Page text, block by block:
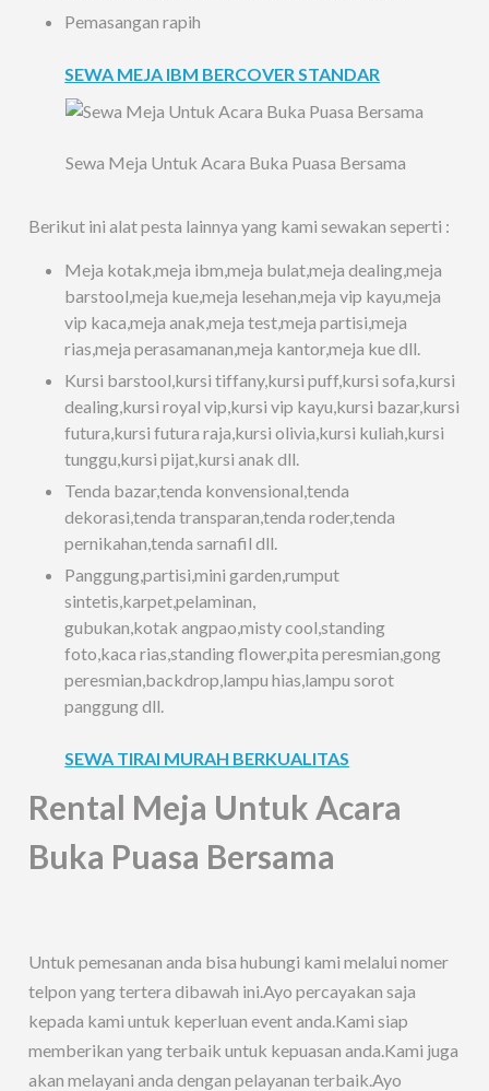
Pemasangan rapih
SEWA MEJA IBM BERCOVER STANDAR
Sewa Meja Untuk Acara Buka Puasa Bersama
Berikut ini alat pesta lainnya yang kami sewakan seperti :
Meja kotak,meja ibm,meja bulat,meja dealing,meja
barstool,meja kue,meja lesehan,meja vip kayu,meja
vip kaca,meja anak,meja test,meja partisi,meja
rias,meja perasamanan,meja kantor,meja kue dll.
Kursi barstool,kursi tiffany,kursi puff,kursi sofa,kursi
dealing,kursi royal vip,kursi vip kayu,kursi bazar,kursi
futura,kursi futura raja,kursi olivia,kursi kuliah,kursi
tunggu,kursi pijat,kursi anak dll.
Tenda bazar,tenda konvensional,tenda
dekorasi,tenda transparan,tenda roder,tenda
pernikahan,tenda sarnafil dll.
Panggung,partisi,mini garden,rumput
sintetis,karpet,pelaminan,
gubukan,kotak angpao,misty cool,standing
foto,kaca rias,standing flower,pita peresmian,gong
peresmian,backdrop,lampu hias,lampu sorot
panggung dll.
SEWA TIRAI MURAH BERKUALITAS
Rental Meja Untuk Acara
Buka Puasa Bersama
Untuk pemesanan anda bisa hubungi kami melalui nomer
telpon yang tertera dibawah ini.Ayo percayakan saja
kepada kami untuk keperluan event anda.Kami siap
memberikan yang terbaik untuk kepuasan anda.Kami juga
akan melayani anda dengan pelayanan terbaik.Ayo